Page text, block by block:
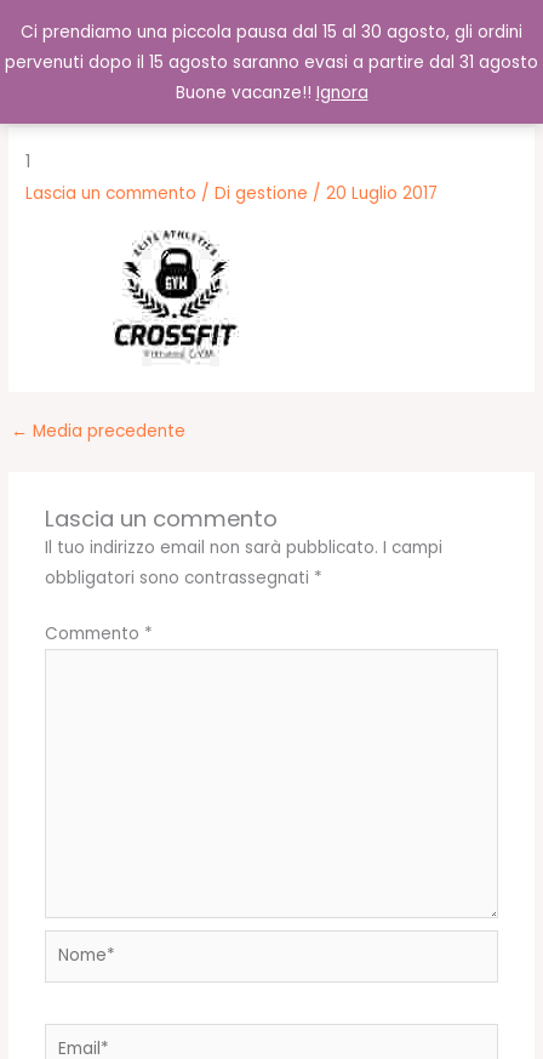
Ci prendiamo una piccola pausa dal 15 al 30 agosto, gli ordini
pervenuti dopo il 15 agosto saranno evasi a partire dal 31 agosto
Buone vacanze!! Ignora
contenuto
0,00€ Cerca
1
Lascia un commento / Digestione /20 Luglio 2017
← Media precedente
Lascia un commento
Il tuo indirizzo email non sarà pubblicato. I campi
obbligatori sono contrassegnati *
Commento *
Nome*
Email*